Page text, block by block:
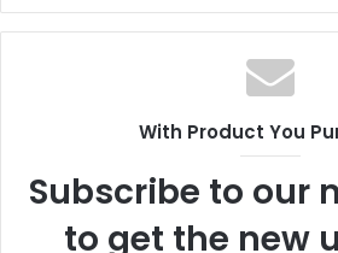
With Product You
Subscribe to our
to get the new